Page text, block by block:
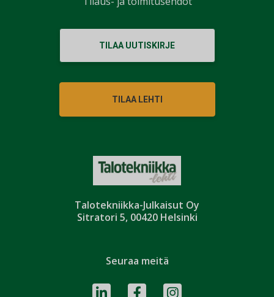
Talotekniikka-Julkaisut Oy
Sitratori 5, 00420 Helsinki
TILAA UUTISKIRJE
TILAA LEHTI
Seuraa meitä